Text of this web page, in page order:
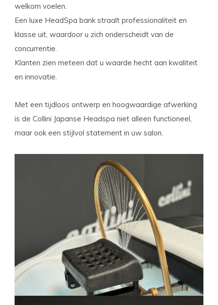
welkom voelen.
Een luxe HeadSpa bank straalt professionaliteit en
klasse uit, waardoor u zich onderscheidt van de
concurrentie.
Klanten zien meteen dat u waarde hecht aan kwaliteit
en innovatie.
Met een tijdloos ontwerp en hoogwaardige afwerking
is de Collini Japanse Headspa niet alleen functioneel,
maar ook een stijlvol statement in uw salon.